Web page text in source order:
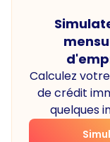
Calculez
de crédit
quelques